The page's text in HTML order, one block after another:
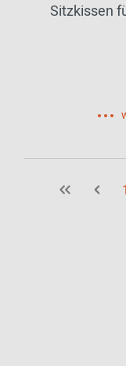
Sitzkissen
1